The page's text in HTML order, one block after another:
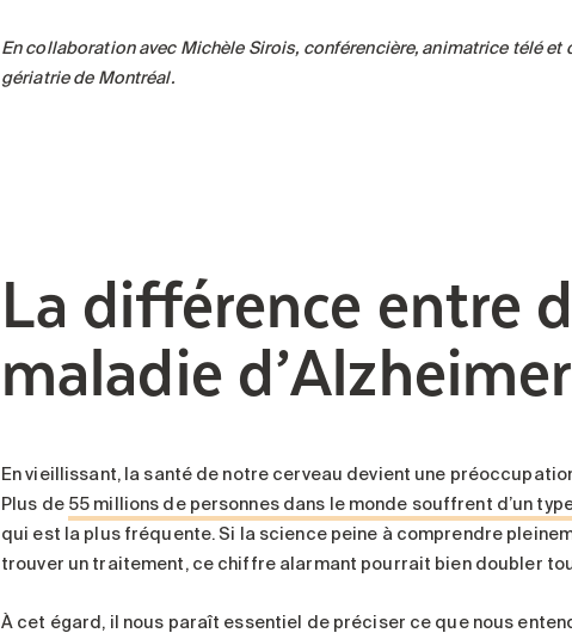
En collaboration avec Michèle Sirois, conférencière, animatrice télé
gériatrie de Montréal.
La différence entre
maladie d’Alzheimer
En vieillissant, la santé de notre cerveau devient une
Plus de 55 millions de personnes dans le monde souffrent d’un
qui est la plus fréquente. Si la science peine à comprendre
trouver un traitement, ce chiffre alarmant pourrait bien doubler
À cet égard, il nous paraît essentiel de préciser ce que nous